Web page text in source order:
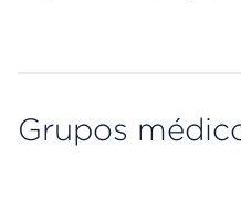
Grupos